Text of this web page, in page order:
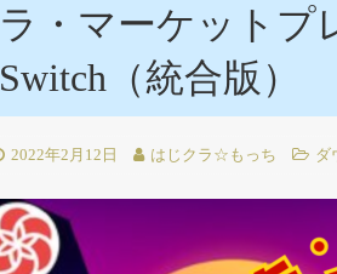
[ 2025年3月15日 ]
【無料
【Elgato】
PC環境改善
ラ・マーケットプ
Switch（統合版）
2022年2月12日 はじクラ☆もっち ダ